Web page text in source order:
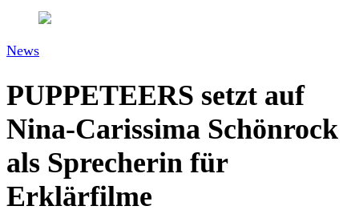
News
PUPPETEERS setzt auf
Nina-Carissima Schönrock
als Sprecherin für
Erklärfilme